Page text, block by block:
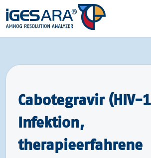
Cabotegravir (HIV-
Infektion,
therapieerfahrene